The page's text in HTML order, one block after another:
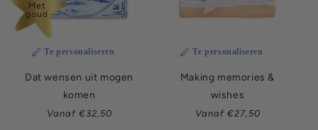
Met
goud
Te personaliseren
Dat wensen uit mogen
komen
Normale
Vanaf €32,50
Te personaliseren
Making memories &
wishes
Normale
Vanaf €27,50